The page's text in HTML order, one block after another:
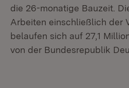
die 26-monatige Bauzeit.
Arbeiten einschließlich der
belaufen sich auf 27,1
von der Bundesrepublik